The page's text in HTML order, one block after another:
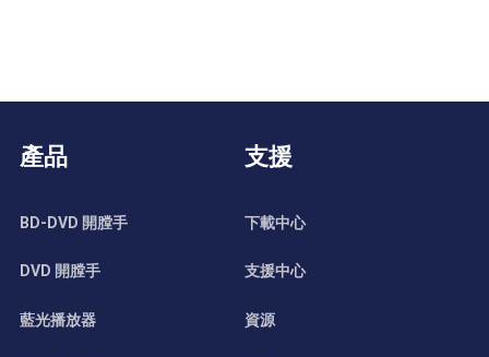
產品
BD-DVD 開膛手
DVD 開膛手
藍光播放器
支援
下載中心
支援中心
資源